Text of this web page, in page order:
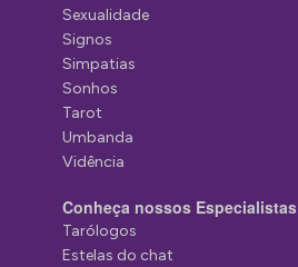
Sexualidade
Signos
Simpatias
Sonhos
Tarot
Umbanda
Vidência
Conheça nossos Especialistas
Tarólogos
Estelas do chat